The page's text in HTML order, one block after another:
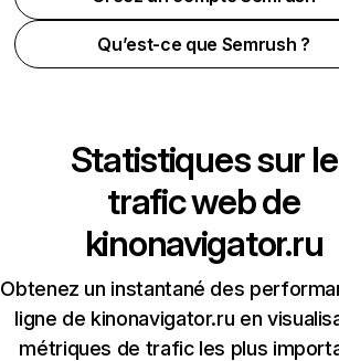
Qu’est-ce que Semrush ?
Statistiques sur le
trafic web de
kinonavigator.ru
Obtenez un instantané des
ligne de kinonavigator.ru en
métriques de trafic les plus